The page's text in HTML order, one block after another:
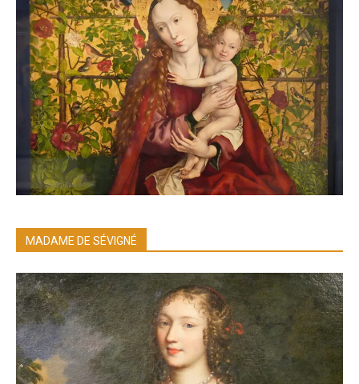
MADAME DE SÉVIGNÉ